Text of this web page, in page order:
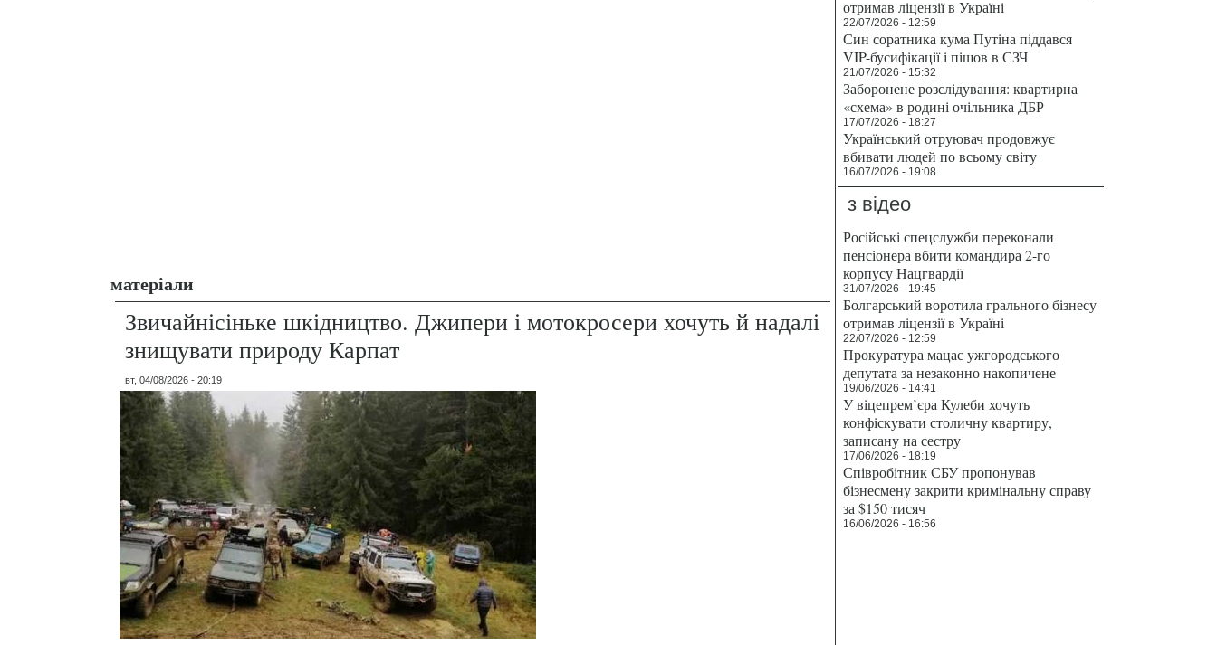
матеріали
Звичайнісіньке шкідництво. Джипери і мотокросери хочуть й надалі
знищувати природу Карпат
вт, 04/08/2026 - 20:19
отримав ліцензії в Україні
22/07/2026 - 12:59
Син соратника кума Путіна піддався
VIP-бусифікації і пішов в СЗЧ
21/07/2026 - 15:32
Заборонене розслідування: квартирна
«схема» в родині очільника ДБР
17/07/2026 - 18:27
Український отруювач продовжує
вбивати людей по всьому світу
16/07/2026 - 19:08
з відео
Російські спецслужби переконали
пенсіонера вбити командира 2-го
корпусу Нацгвардії
31/07/2026 - 19:45
Болгарський воротила грального бізнесу
отримав ліцензії в Україні
22/07/2026 - 12:59
Прокуратура мацає ужгородського
депутата за незаконно накопичене
19/06/2026 - 14:41
У віцепрем’єра Кулеби хочуть
конфіскувати столичну квартиру,
записану на сестру
17/06/2026 - 18:19
Співробітник СБУ пропонував
бізнесмену закрити кримінальну справу
за $150 тисяч
16/06/2026 - 16:56